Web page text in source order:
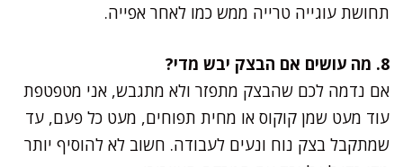
תחושת עוגייה טרייה ממש כמו לאחר אפייה.
8. מה עושים אם הבצק יבש מדי?
אם נדמה לכם שהבצק מתפזר ולא מתגבש, אני מטפטפת
עוד מעט שמן קוקוס או מחית תפוחים, מעט כל פעם, עד
שמתקבל בצק נוח ונעים לעבודה. חשוב לא להוסיף יותר